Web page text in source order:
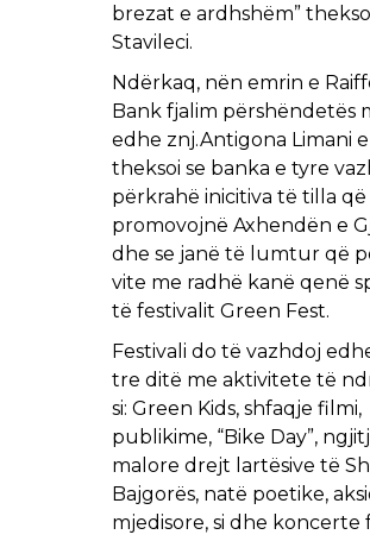
brezat e ardhshëm”
Stavileci.
Ndërkaq, nën emrin e
Bank fjalim përshëndetës
edhe znj.Antigona Limani
theksoi se banka e tyre
përkrahë inicitiva të tilla që
promovojnë Axhendën e
dhe se janë të lumtur që
vite me radhë kanë qenë
të festivalit Green Fest.
Festivali do të vazhdoj
tre ditë me aktivitete të
si: Green Kids, shfaqje filmi,
publikime, “Bike Day”,
malore drejt lartësive të
Bajgorës, natë poetike,
mjedisore, si dhe koncerte